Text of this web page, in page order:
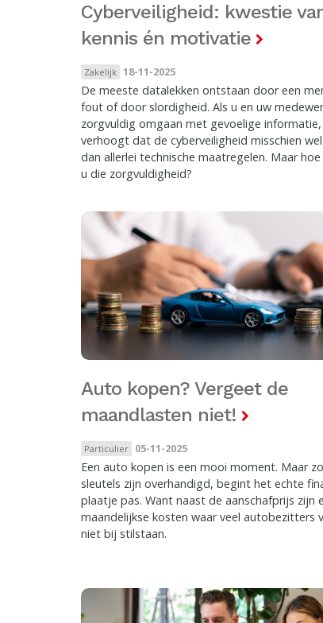
Cyberveiligheid: kwestie
kennis én motivatie
Zakelijk 18-11-2025
De meeste datalekken ontstaan door een
fout of door slordigheid. Als u en uw
zorgvuldig omgaan met gevoelige informatie,
verhoogt dat de cyberveiligheid misschien
dan allerlei technische maatregelen. Maar
u die zorgvuldigheid?
Auto kopen? Vergeet de
maandlasten niet!
Particulier 05-11-2025
Een auto kopen is een mooi moment. Maar
sleutels zijn overhandigd, begint het echte
plaatje pas. Want naast de aanschafprijs zijn
maandelijkse kosten waar veel autobezitters
niet bij stilstaan.